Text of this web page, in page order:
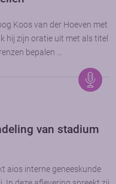
Koos van der Hoeven met
hij zijn oratie uit met als titel
bepalen …
van stadium
aios interne geneeskunde